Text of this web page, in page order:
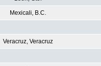
Mexicali, B.C.
Veracruz, Veracruz